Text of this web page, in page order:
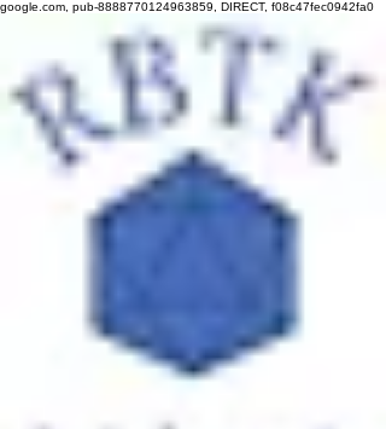
google.com, pub-8888770124963859, DIRECT, f08c47fec0942fa0